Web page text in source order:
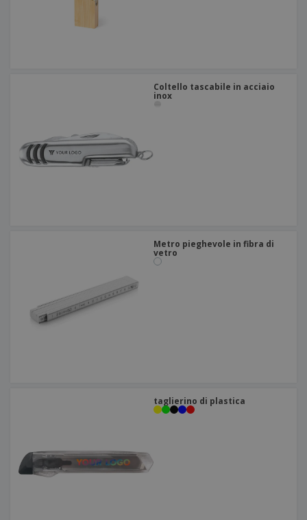
Coltello tascabile in acciaio
inox
Metro pieghevole in fibra di
vetro
taglierino di plastica